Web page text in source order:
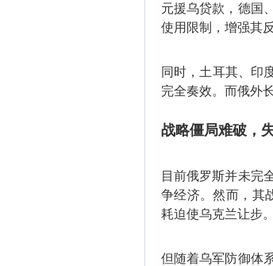
元援乌贷款‌，德国
使用限制，增强其
同时，土耳其、印
完全奏效。而俄外
战略僵局难破，
目前俄罗斯并未完
争经济。然而，其
耗迫使乌克兰让步。
但随着乌军防御体